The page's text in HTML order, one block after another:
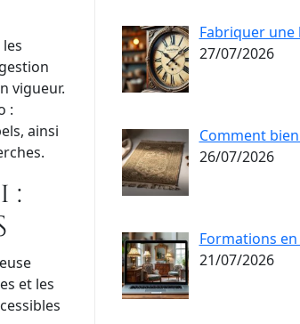
vigueur.
:
ainsi
:
et les
Fabriquer
27/07/2026
Comment
26/07/2026
Formations
21/07/2026